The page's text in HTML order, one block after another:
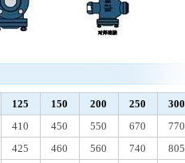
125 150 200 250
300
410 450 550 670
770
425 460 560 740
805